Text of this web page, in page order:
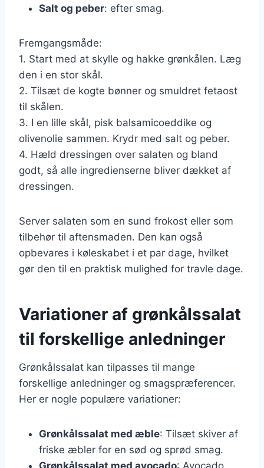
Salt og peber: efter smag.
Fremgangsmåde:
1. Start med at skylle og hakke grønkålen. Læg
den i en stor skål.
2. Tilsæt de kogte bønner og smuldret fetaost
til skålen.
3. I en lille skål, pisk balsamicoeddike og
olivenolie sammen. Krydr med salt og peber.
4. Hæld dressingen over salaten og bland
godt, så alle ingredienserne bliver dækket af
dressingen.
Server salaten som en sund frokost eller som
tilbehør til aftensmaden. Den kan også
opbevares i køleskabet i et par dage, hvilket
gør den til en praktisk mulighed for travle dage.
Variationer af grønkålssalat
til forskellige anledninger
Grønkålssalat kan tilpasses til mange
forskellige anledninger og smagspræferencer.
Her er nogle populære variationer:
Grønkålssalat med æble: Tilsæt skiver af
friske æbler for en sød og sprød smag.
Grønkålssalat med avocado: Avocado